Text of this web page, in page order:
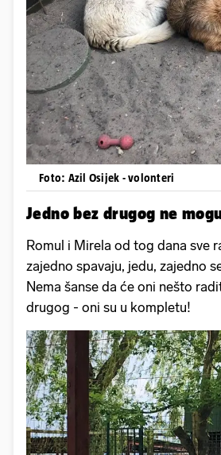
Foto: Azil Osijek - volonteri
Jedno bez drugog ne
Romul i Mirela od tog dana sve
zajedno spavaju, jedu, zajedno
Nema šanse da će oni nešto
drugog - oni su u kompletu!